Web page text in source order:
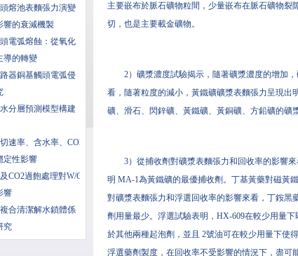
熔池表麵張力演變
響的衰減機製
電弧熔蝕：從氧化
導的轉變
器銅基觸頭電弧侵
分層預測模型構建
速率、含水率、CO2
定性影響
CO2過飽處理對W/O
響
合清潔解水鎖體係
究
主要嵌布於脈石礦物粒間，少量嵌布在脈石礦物裂
切，也是主要載金礦物。
2）礦漿濃度試驗揭示，隨著礦漿濃度的增加
看，隨著粒度的減小，黃鐵礦礦漿表麵張力呈現
礦、滑石、閃鋅礦、黃鐵礦、黃銅礦、方鉛礦的礦
3）從捕收劑對礦漿表麵張力和回收率的影響
明 MA-1為黃鐵礦的最優捕收劑。丁基黃藥對磁黃
對礦漿表麵張力和浮選回收率的影響來看，丁銨
劑用量最少。浮選試驗表明，HX-609在較少用量
於其他兩種起泡劑，並且 2號油可在較少用量下使
浮選藥劑製度，在回收率不受影響的情況下，盡可